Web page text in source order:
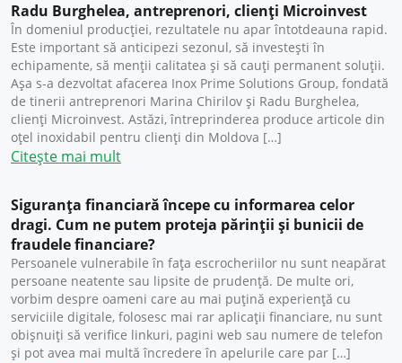
Radu Burghelea, antreprenori, clienți Microinvest
În domeniul producției, rezultatele nu apar întotdeauna rapid.
Este important să anticipezi sezonul, să investești în
echipamente, să menții calitatea și să cauți permanent soluții.
Așa s-a dezvoltat afacerea Inox Prime Solutions Group, fondată
de tinerii antreprenori Marina Chirilov și Radu Burghelea,
clienți Microinvest. Astăzi, întreprinderea produce articole din
oțel inoxidabil pentru clienți din Moldova […]
Citește mai mult
Siguranța financiară începe cu informarea celor
dragi. Cum ne putem proteja părinții și bunicii de
fraudele financiare?
Persoanele vulnerabile în fața escrocheriilor nu sunt neapărat
persoane neatente sau lipsite de prudență. De multe ori,
vorbim despre oameni care au mai puțină experiență cu
serviciile digitale, folosesc mai rar aplicații financiare, nu sunt
obișnuiți să verifice linkuri, pagini web sau numere de telefon
și pot avea mai multă încredere în apelurile care par […]